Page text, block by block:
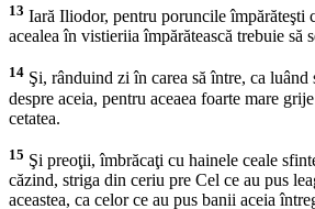
13 Iară Iliodor, pentru poruncile împărăteşti
acealea în vistieriia împărătească trebuie să
14 Şi, rânduind zi în carea să între, ca luând
despre aceia, pentru aceaea foarte mare
cetatea.
15 Şi preoţii, îmbrăcaţi cu hainele ceale
căzind, striga din ceriu pre Cel ce au pus
aceastea, ca celor ce au pus banii aceia